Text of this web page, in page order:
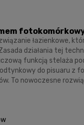
łazienkowe,
działania tej
funkcją stelaża
do pisuaru z
To nowoczesne